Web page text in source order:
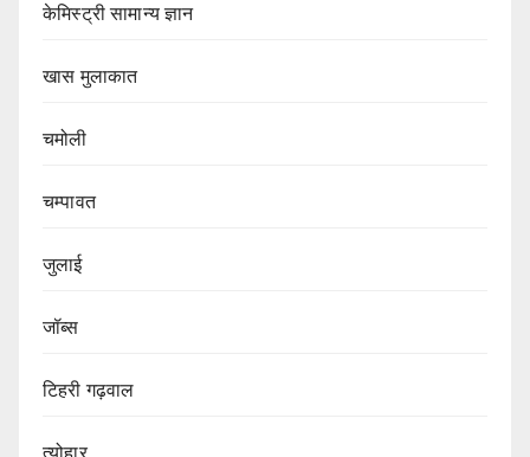
केमिस्ट्री सामान्य ज्ञान
खास मुलाकात
चमोली
चम्पावत
जुलाई
जॉब्स
टिहरी गढ़वाल
त्योहार